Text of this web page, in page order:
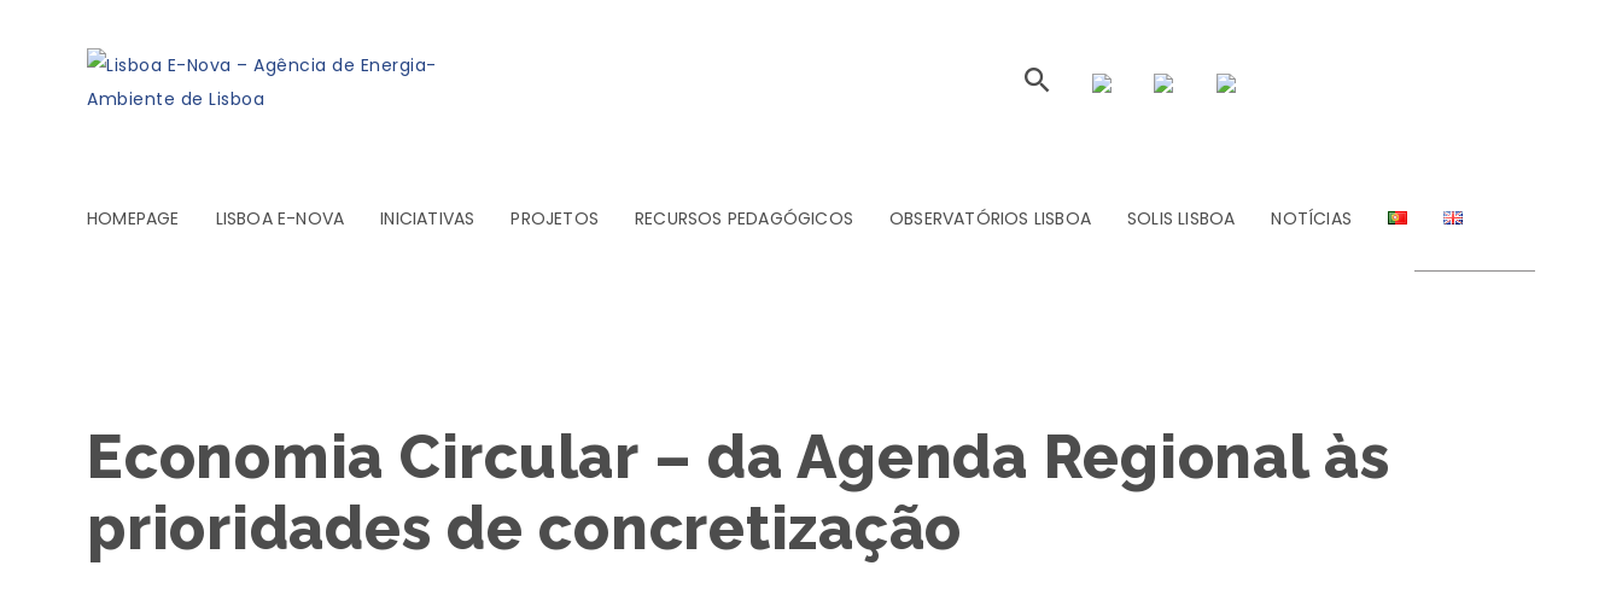
HOMEPAGE LISBOA E-NOVA INICIATIVAS PROJETOS RECURSOS PEDAGÓGICOS OBSERVATÓRIOS LISBOA SOLIS LISBOA NOTÍCIAS
Economia Circular – da Agenda Regional às
prioridades de concretização